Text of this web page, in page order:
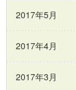
2017年5月
2017年4月
2017年3月